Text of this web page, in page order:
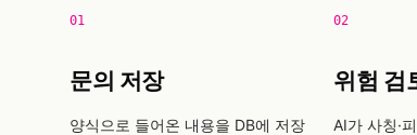
01
문의 저장
양식으로 들어온 내용을 DB에 저장
02
위험 검
AI가 사칭·